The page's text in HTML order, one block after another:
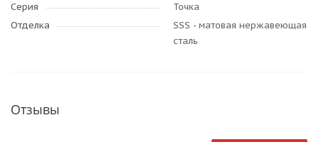
Серия
Точка
Отделка
SSS - матовая нержавеющая
сталь
Отзывы